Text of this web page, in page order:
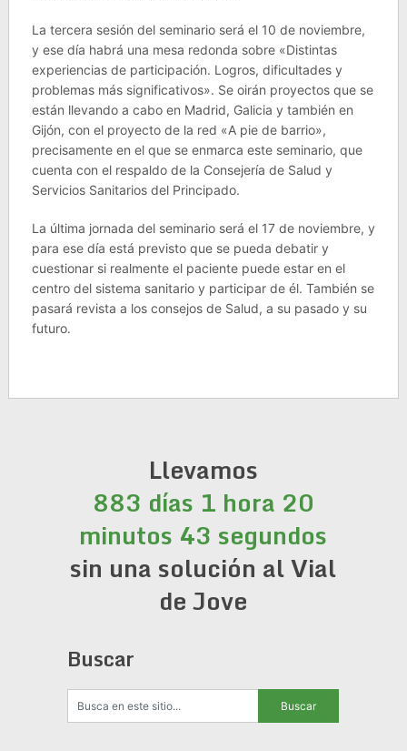
La tercera sesión del seminario será el 10 de noviembre,
y ese día habrá una mesa redonda sobre «Distintas
experiencias de participación. Logros, dificultades y
problemas más significativos». Se oirán proyectos que se
están llevando a cabo en Madrid, Galicia y también en
Gijón, con el proyecto de la red «A pie de barrio»,
precisamente en el que se enmarca este seminario, que
cuenta con el respaldo de la Consejería de Salud y
Servicios Sanitarios del Principado.
La última jornada del seminario será el 17 de noviembre, y
para ese día está previsto que se pueda debatir y
cuestionar si realmente el paciente puede estar en el
centro del sistema sanitario y participar de él. También se
pasará revista a los consejos de Salud, a su pasado y su
futuro.
Llevamos
883 días 1 hora 20
minutos 44 segundos
sin una solución al Vial
de Jove
Buscar